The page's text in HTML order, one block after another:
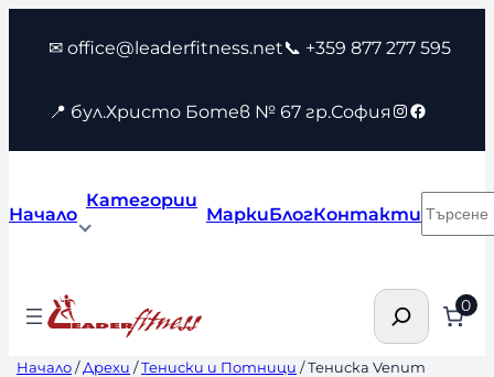
съдържанието
✉ office@leaderfitness.net📞 +359 877 277 595
📍 бул.Христо Ботев № 67 гр.София Instagram
Facebook
Начало
Категории
МаркиБлогКонтакти
Търсене 0
Начало/Дрехи /Тениски и Потници / Тениска Venum